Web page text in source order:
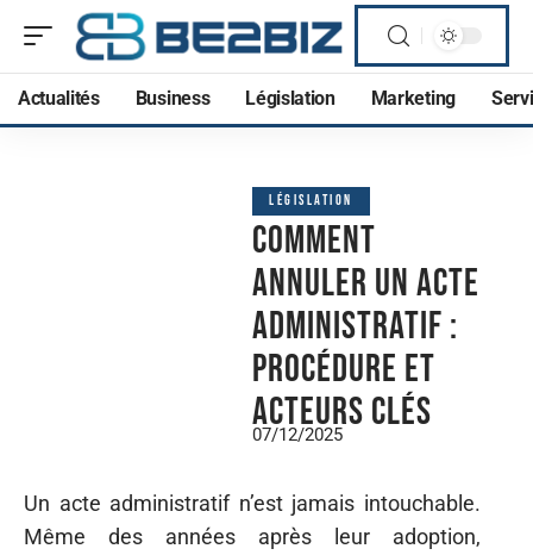
Actualités Business Législation Marketing
LÉGISLATION
Comment
annuler un acte
administratif :
procédure et
acteurs clés
07/12/2025
Un acte administratif n’est jamais intouchable.
Même des années après leur adoption,